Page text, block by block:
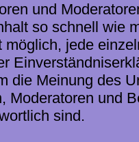
und
so schnell wie
möglich, jede
die Meinung des
Moderatoren und
sind.